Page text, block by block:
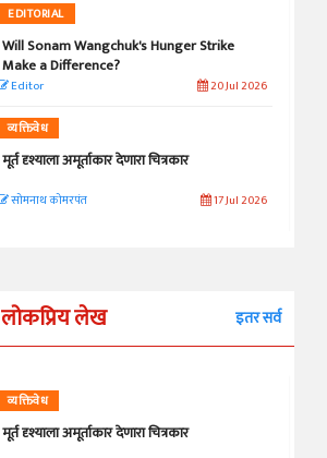
EDITORIAL
Will Sonam Wangchuk's Hunger Strike
Make a Difference?
Editor 20 Jul 2026
व्यक्तिवेध
मूर्त दृश्याला अमूर्ताकार देणारा चित्रकार
सोमनाथ कोमरपंत 17 Jul 2026
लोकप्रिय लेख इतर सर्व
व्यक्तिवेध
मूर्त दृश्याला अमूर्ताकार देणारा चित्रकार